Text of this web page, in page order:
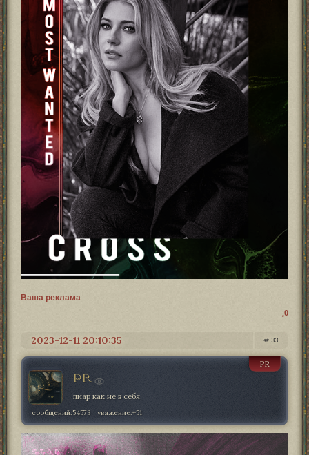
Ваша реклама
0
33
2023-12-11 20:10:35
PR
PR
пиар как не в себя
сообщений:54573 уважение:+51